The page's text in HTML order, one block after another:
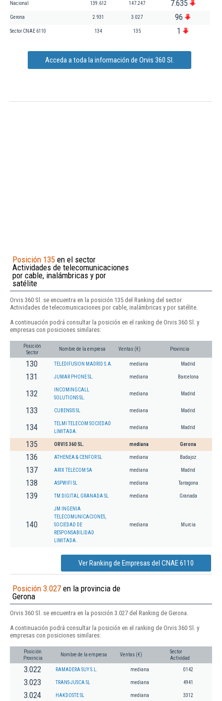
Nacional 139.612 147.247 7.635
Gerona 2.931 3.027 96
Sector CNAE 6110 134 135 1
Acceda a toda la información de Orvis 360 Sl.
Posición 135 en el sector
Actividades de telecomunicaciones
por cable, inalámbricas y por
satélite
Orvis 360 Sl. se encuentra en la posición 135 del Ranking del sector
Actividades de telecomunicaciones por cable, inalámbricas y por satélite.
A continuación podrá consultar la posición en el ranking de Orvis 360 Sl. y
empresas con posiciones similares:
Posición
Sector
Nombre de la empresa Ventas (€) Provincia
130 TELEDIFUSION MADRID S.A. mediana Madrid
131 JUMAR PHONE SL. mediana Barcelona
132
INCOMINGCALL
SOLUTIONS SL.
mediana Madrid
133 CUBENSIS SL mediana Madrid
134
TELMI TELECOM SOCIEDAD
LIMITADA.
mediana Madrid
135 ORVIS 360 SL. mediana Gerona
136 ATHENEA & CENFOR SL mediana Badajoz
137 ARIX TELECOM SA mediana Madrid
138 ASPWIFI SL mediana Tarragona
139 TM DIGITAL GRANADA SL mediana Granada
140
JM INGENIA
TELECOMUNICACIONES,
SOCIEDAD DE
RESPONSABILIDAD
LIMITADA.
mediana Murcia
Ver Ranking de Empresas del CNAE 6110
Posición 3.027 en la provincia de
Gerona
Orvis 360 Sl. se encuentra en la posición 3.027 del Ranking de Gerona.
A continuación podrá consultar la posición en el ranking de Orvis 360 Sl. y
empresas con posiciones similares:
Posición
Provincia
Nombre de la empresa Ventas (€)
Sector
Actividad
3.022 RAMADERA SUY S.L. mediana 0142
3.023 TRANS-JUSCA SL mediana 4941
3.024 HAKDOSTE SL mediana 3312